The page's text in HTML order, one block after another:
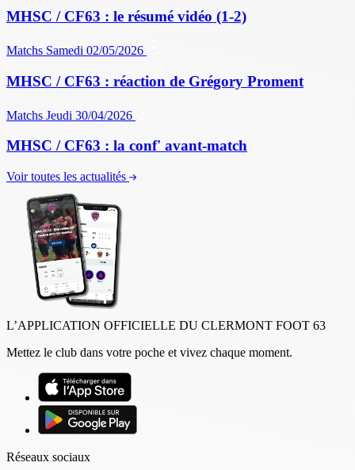
MHSC / CF63 : le résumé vidéo (1-2)
Matchs Samedi 02/05/2026
MHSC / CF63 : réaction de Grégory Proment
Matchs Jeudi 30/04/2026
MHSC / CF63 : la conf' avant-match
Voir toutes les actualités
L’APPLICATION OFFICIELLE DU CLERMONT FOOT 63
Mettez le club dans votre poche et vivez chaque moment.
Réseaux sociaux